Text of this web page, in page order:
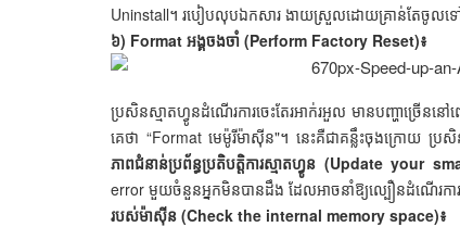
Uninstall។ របៀបលុបឯកសារ ងាយស្រួលដោយគ្រាន់តែចូល
៦) Format អង្គចងចាំ (Perform Factory Reset)៖
ប្រសិនស្មាតហ្វូនដំណើរការចេះតែរអាក់រអួល មានបញ្ហាច្រើ
គេថា “Format មេម៉ូរីម៉ាស៊ីន"។ នេះគឺជាគន្លឹះចុងក្រោយ ប្
ភាពជំនាន់ប្រព័ន្ធប្រតិបត្តិការស្មាតហ្វូន (Update your
error មួយចំនួនអ្នកមិនបានដឹង ដែលអាចនាំឱ្យល្បឿនដំណើរកា
របស់ម៉ាស៊ីន (Check the internal memory space)៖